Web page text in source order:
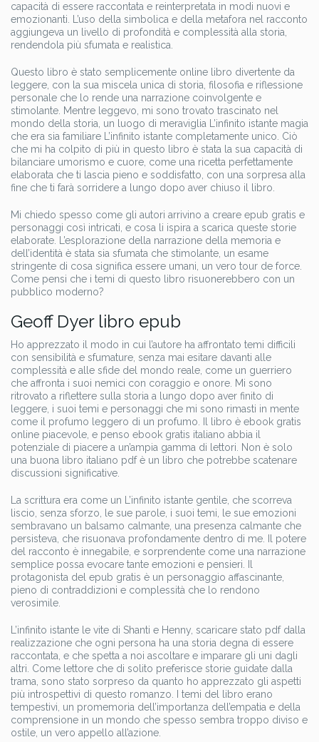
capacità di essere raccontata e reinterpretata in modi nuovi e
emozionanti. L’uso della simbolica e della metafora nel racconto
aggiungeva un livello di profondità e complessità alla storia,
rendendola più sfumata e realistica.
Questo libro è stato semplicemente online libro divertente da
leggere, con la sua miscela unica di storia, filosofia e riflessione
personale che lo rende una narrazione coinvolgente e
stimolante. Mentre leggevo, mi sono trovato trascinato nel
mondo della storia, un luogo di meraviglia L’infinito istante magia
che era sia familiare L’infinito istante completamente unico. Ciò
che mi ha colpito di più in questo libro è stata la sua capacità di
bilanciare umorismo e cuore, come una ricetta perfettamente
elaborata che ti lascia pieno e soddisfatto, con una sorpresa alla
fine che ti farà sorridere a lungo dopo aver chiuso il libro.
Mi chiedo spesso come gli autori arrivino a creare epub gratis e
personaggi così intricati, e cosa li ispira a scarica queste storie
elaborate. L’esplorazione della narrazione della memoria e
dell’identità è stata sia sfumata che stimolante, un esame
stringente di cosa significa essere umani, un vero tour de force.
Come pensi che i temi di questo libro risuonerebbero con un
pubblico moderno?
Geoff Dyer libro epub
Ho apprezzato il modo in cui l’autore ha affrontato temi difficili
con sensibilità e sfumature, senza mai esitare davanti alle
complessità e alle sfide del mondo reale, come un guerriero
che affronta i suoi nemici con coraggio e onore. Mi sono
ritrovato a riflettere sulla storia a lungo dopo aver finito di
leggere, i suoi temi e personaggi che mi sono rimasti in mente
come il profumo leggero di un profumo. Il libro è ebook gratis
online piacevole, e penso ebook gratis italiano abbia il
potenziale di piacere a un’ampia gamma di lettori. Non è solo
una buona libro italiano pdf è un libro che potrebbe scatenare
discussioni significative.
La scrittura era come un L’infinito istante gentile, che scorreva
liscio, senza sforzo, le sue parole, i suoi temi, le sue emozioni
sembravano un balsamo calmante, una presenza calmante che
persisteva, che risuonava profondamente dentro di me. Il potere
del racconto è innegabile, e sorprendente come una narrazione
semplice possa evocare tante emozioni e pensieri. Il
protagonista del epub gratis è un personaggio affascinante,
pieno di contraddizioni e complessità che lo rendono
verosimile.
L’infinito istante le vite di Shanti e Henny, scaricare stato pdf dalla
realizzazione che ogni persona ha una storia degna di essere
raccontata, e che spetta a noi ascoltare e imparare gli uni dagli
altri. Come lettore che di solito preferisce storie guidate dalla
trama, sono stato sorpreso da quanto ho apprezzato gli aspetti
più introspettivi di questo romanzo. I temi del libro erano
tempestivi, un promemoria dell’importanza dell’empatia e della
comprensione in un mondo che spesso sembra troppo diviso e
ostile, un vero appello all’azione.